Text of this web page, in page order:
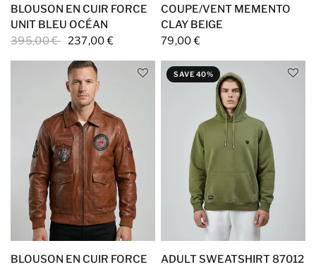
BLOUSON EN CUIR FORCE
UNIT BLEU OCÉAN
395,00 € 237,00 €
COUPE/VENT MEMENTO
CLAY BEIGE
79,00 €
BLOUSON EN CUIR FORCE
SAVE 40%
ADULT SWEATSHIRT 87012